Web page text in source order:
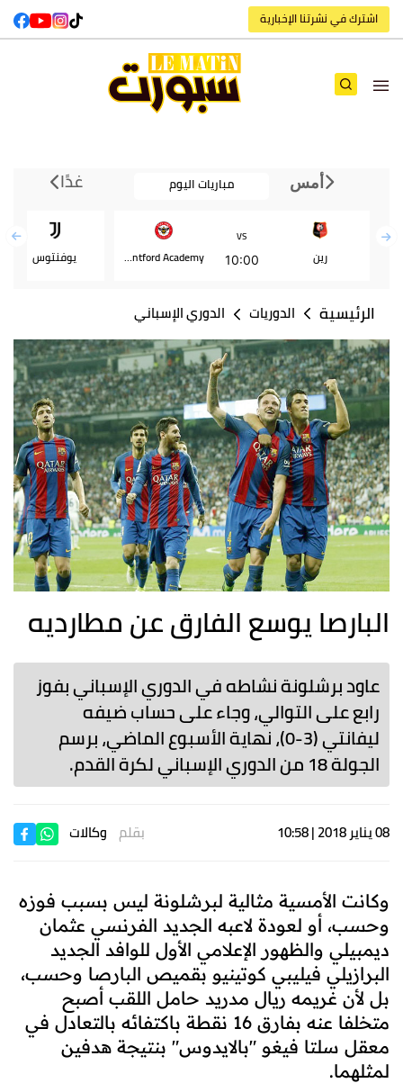
اشترك في نشرتنا الإخبارية
أمس مباريات اليوم غدًا
رين
VS
10:00
Brentford Academy يوفنتوس
الرئيسية الدوريات الدوري الإسباني
البارصا يوسع الفارق عن مطارديه
عاود برشلونة نشاطه في الدوري الإسباني بفوز
رابع على التوالي، وجاء على حساب ضيفه
ليفانتي (3-0)، نهاية الأسبوع الماضي، برسم
الجولة 18 من الدوري الإسباني لكرة القدم.
08 يناير 2018 | 10:58 بقلم وكالات
وكانت الأمسية مثالية لبرشلونة ليس بسبب فوزه
وحسب، أو لعودة لاعبه الجديد الفرنسي عثمان
ديمبيلي والظهور الإعلامي الأول للوافد الجديد
البرازيلي فيليبي كوتينيو بقميص البارصا وحسب،
بل لأن غريمه ريال مدريد حامل اللقب أصبح
متخلفا عنه بفارق 16 نقطة باكتفائه بالتعادل في
معقل سلتا فيغو "بالايدوس" بنتيجة هدفين
لمثلهما.